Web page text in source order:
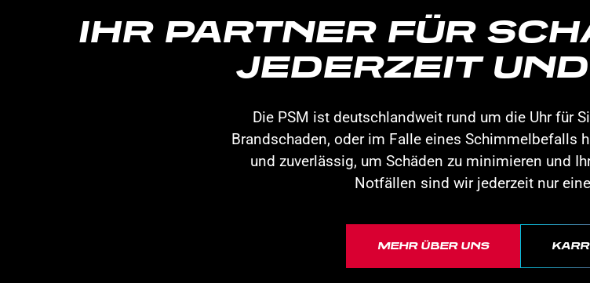
IHR PARTNER FÜR
JEDERZEIT
Die PSM ist deutschlandweit rund um die Uhr für
Brandschaden, oder im Falle eines Schimmelbefalls
und zuverlässig, um Schäden zu minimieren und
Notfällen sind wir jederzeit nur
MEHR ÜBER UNS